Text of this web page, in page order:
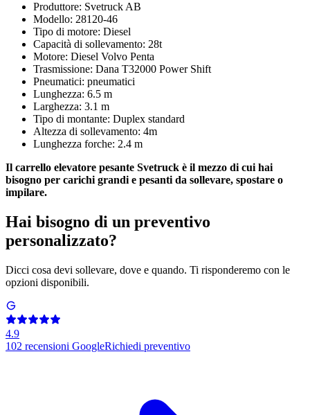
Produttore: Svetruck AB
Modello: 28120-46
Tipo di motore: Diesel
Capacità di sollevamento: 28t
Motore: Diesel Volvo Penta
Trasmissione: Dana T32000 Power Shift
Pneumatici: pneumatici
Lunghezza: 6.5 m
Larghezza: 3.1 m
Tipo di montante: Duplex standard
Altezza di sollevamento: 4m
Lunghezza forche: 2.4 m
Il carrello elevatore pesante Svetruck è il mezzo di cui hai
bisogno per carichi grandi e pesanti da sollevare, spostare o
impilare.
Hai bisogno di un preventivo
personalizzato?
Dicci cosa devi sollevare, dove e quando. Ti risponderemo con le
opzioni disponibili.
4.9
102 recensioni GoogleRichiedi preventivo